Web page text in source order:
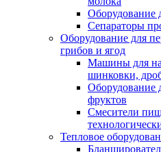
Оборудование
Сепараторы
Оборудование для
грибов и ягод
Машины для
шинковки,
Оборудование
фруктов
Смесители
Тепловое